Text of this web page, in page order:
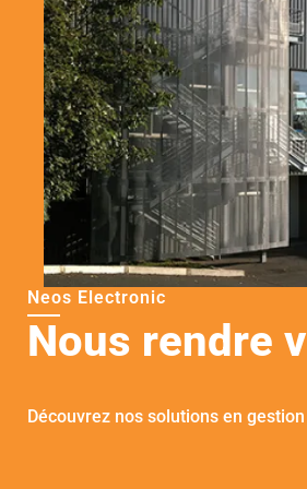
Neos Electronic
Nous rendre
Découvrez nos solutions en gestion